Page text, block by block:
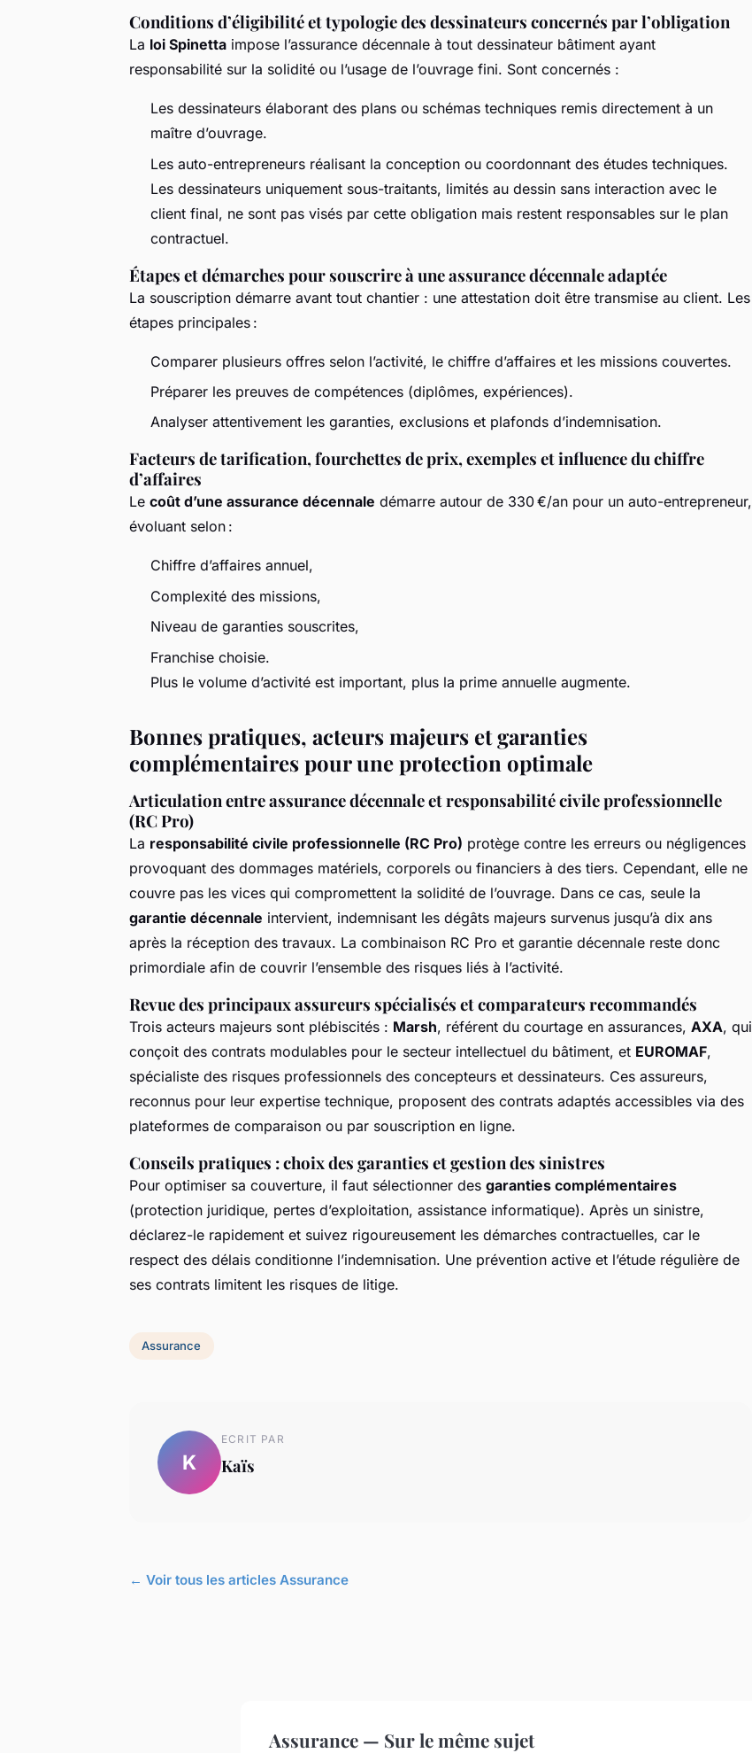
Conditions d’éligibilité et typologie des dessinateurs concernés par l’obligation
La loi Spinetta impose l’assurance décennale à tout dessinateur bâtiment ayant
responsabilité sur la solidité ou l’usage de l’ouvrage fini. Sont concernés :
Les dessinateurs élaborant des plans ou schémas techniques remis directement à un
maître d’ouvrage.
Les auto-entrepreneurs réalisant la conception ou coordonnant des études techniques.
Les dessinateurs uniquement sous-traitants, limités au dessin sans interaction avec le
client final, ne sont pas visés par cette obligation mais restent responsables sur le plan
contractuel.
Étapes et démarches pour souscrire à une assurance décennale adaptée
La souscription démarre avant tout chantier : une attestation doit être transmise au client. Les
étapes principales :
Comparer plusieurs offres selon l’activité, le chiffre d’affaires et les missions couvertes.
Préparer les preuves de compétences (diplômes, expériences).
Analyser attentivement les garanties, exclusions et plafonds d’indemnisation.
Facteurs de tarification, fourchettes de prix, exemples et influence du chiffre
d’affaires
Le coût d’une assurance décennale démarre autour de 330 €/an pour un auto-entrepreneur,
évoluant selon :
Chiffre d’affaires annuel,
Complexité des missions,
Niveau de garanties souscrites,
Franchise choisie.
Plus le volume d’activité est important, plus la prime annuelle augmente.
Bonnes pratiques, acteurs majeurs et garanties
complémentaires pour une protection optimale
Articulation entre assurance décennale et responsabilité civile professionnelle
(RC Pro)
La responsabilité civile professionnelle (RC Pro) protège contre les erreurs ou négligences
provoquant des dommages matériels, corporels ou financiers à des tiers. Cependant, elle ne
couvre pas les vices qui compromettent la solidité de l’ouvrage. Dans ce cas, seule la
garantie décennale intervient, indemnisant les dégâts majeurs survenus jusqu’à dix ans
après la réception des travaux. La combinaison RC Pro et garantie décennale reste donc
primordiale afin de couvrir l’ensemble des risques liés à l’activité.
Revue des principaux assureurs spécialisés et comparateurs recommandés
Trois acteurs majeurs sont plébiscités : Marsh, référent du courtage en assurances, AXA, qui
conçoit des contrats modulables pour le secteur intellectuel du bâtiment, et EUROMAF,
spécialiste des risques professionnels des concepteurs et dessinateurs. Ces assureurs,
reconnus pour leur expertise technique, proposent des contrats adaptés accessibles via des
plateformes de comparaison ou par souscription en ligne.
Conseils pratiques : choix des garanties et gestion des sinistres
Pour optimiser sa couverture, il faut sélectionner des garanties complémentaires
(protection juridique, pertes d’exploitation, assistance informatique). Après un sinistre,
déclarez-le rapidement et suivez rigoureusement les démarches contractuelles, car le
respect des délais conditionne l’indemnisation. Une prévention active et l’étude régulière de
ses contrats limitent les risques de litige.
Assurance
K
ECRIT PAR
Kaïs
← Voir tous les articles Assurance
Assurance — Sur le même sujet